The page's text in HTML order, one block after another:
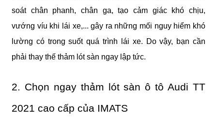
soát chân phanh, chân ga, tạo cảm giác khó chịu,
vướng víu khi lái xe,... gây ra những mối nguy hiểm khó
lường có trong suốt quá trình lái xe. Do vậy, bạn cần
phải thay thế thảm lót sàn ngay lập tức.
2. Chọn ngay thảm lót sàn ô tô Audi TT
2021 cao cấp của IMATS